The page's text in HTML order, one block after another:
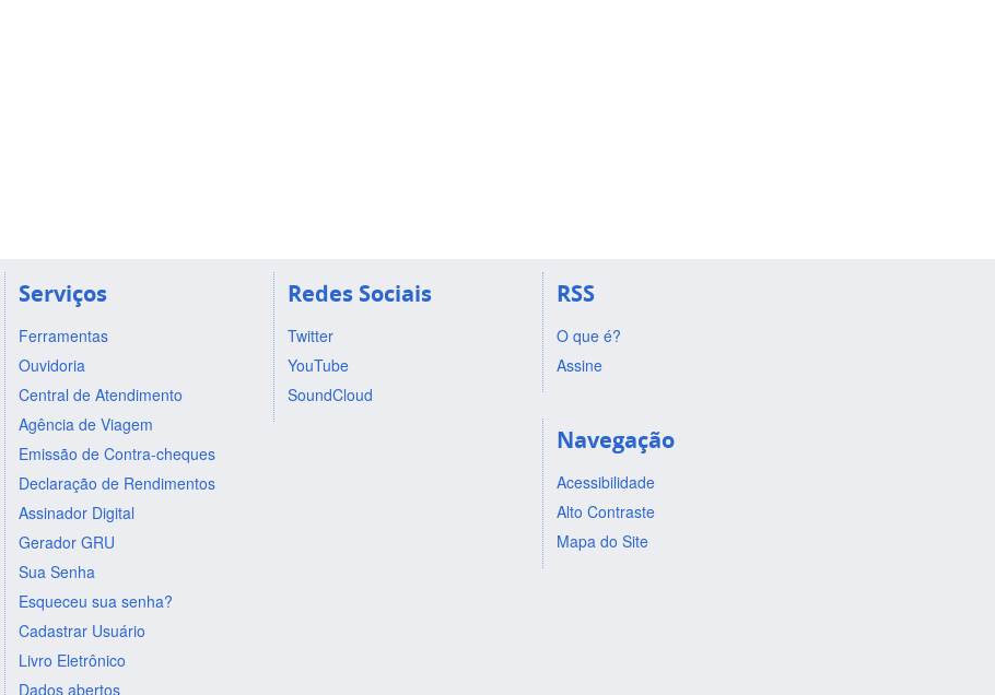
Serviços
Ferramentas
Ouvidoria
Central de Atendimento
Agência de Viagem
Emissão de Contra-cheques
Declaração de Rendimentos
Assinador Digital
Gerador GRU
Sua Senha
Esqueceu sua senha?
Cadastrar Usuário
Livro Eletrônico
Dados abertos
Redes Sociais
Twitter
YouTube
SoundCloud
RSS
O que é?
Assine
Navegação
Acessibilidade
Alto Contraste
Mapa do Site